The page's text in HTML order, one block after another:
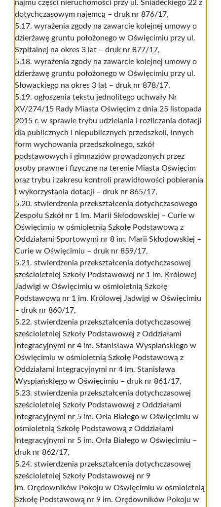
najmu części nieruchomości przy ul. Śniadeckiego 22 z
dotychczasowym najemcą – druk nr 876/17,
5.17. wyrażenia zgody na zawarcie kolejnej umowy o
dzierżawę gruntu położonego w Oświęcimiu przy ul.
Szpitalnej na okres 3 lat – druk nr 877/17,
5.18. wyrażenia zgody na zawarcie kolejnej umowy o
dzierżawę gruntu położonego w Oświęcimiu przy ul.
Słowackiego na okres 3 lat – druk nr 878/17,
5.19. ogłoszenia tekstu jednolitego uchwały Nr
XV/274/15 Rady Miasta Oświęcim z dnia 25 listopada
2015 r. w sprawie trybu udzielania i rozliczania dotacji
dla publicznych i niepublicznych przedszkoli, innych
form wychowania przedszkolnego, szkół
podstawowych i gimnazjów prowadzonych przez
osoby prawne i fizyczne na terenie Miasta Oświęcim
oraz trybu i zakresu kontroli prawidłowości pobierania
i wykorzystania dotacji – druk nr 865/17,
5.20. stwierdzenia przekształcenia dotychczasowego
Zespołu Szkół nr 1 im. Marii Skłodowskiej – Curie w
Oświęcimiu w ośmioletnią Szkołę Podstawową z
Oddziałami Sportowymi nr 8 im. Marii Skłodowskiej –
Curie w Oświęcimiu – druk nr 859/17,
5.21. stwierdzenia przekształcenia dotychczasowej
sześcioletniej Szkoły Podstawowej nr 1 im. Królowej
Jadwigi w Oświęcimiu w ośmioletnią Szkołę
Podstawową nr 1 im. Królowej Jadwigi w Oświęcimiu
– druk nr 860/17,
5.22. stwierdzenia przekształcenia dotychczasowej
sześcioletniej Szkoły Podstawowej z Oddziałami
Integracyjnymi nr 4 im. Stanisława Wyspiańskiego w
Oświęcimiu w ośmioletnią Szkołę Podstawową z
Oddziałami Integracyjnymi nr 4 im. Stanisława
Wyspiańskiego w Oświęcimiu – druk nr 861/17,
5.23. stwierdzenia przekształcenia dotychczasowej
sześcioletniej Szkoły Podstawowej z Oddziałami
Integracyjnymi nr 5 im. Orła Białego w Oświęcimiu w
ośmioletnią Szkołę Podstawową z Oddziałami
Integracyjnymi nr 5 im. Orła Białego w Oświęcimiu –
druk nr 862/17,
5.24. stwierdzenia przekształcenia dotychczasowej
sześcioletniej Szkoły Podstawowej nr 9
im. Orędowników Pokoju w Oświęcimiu w ośmioletnią
Szkołę Podstawową nr 9 im. Orędowników Pokoju w